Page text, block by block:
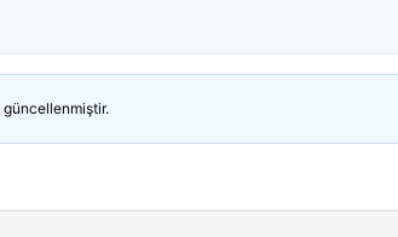
güncellenmiştir.